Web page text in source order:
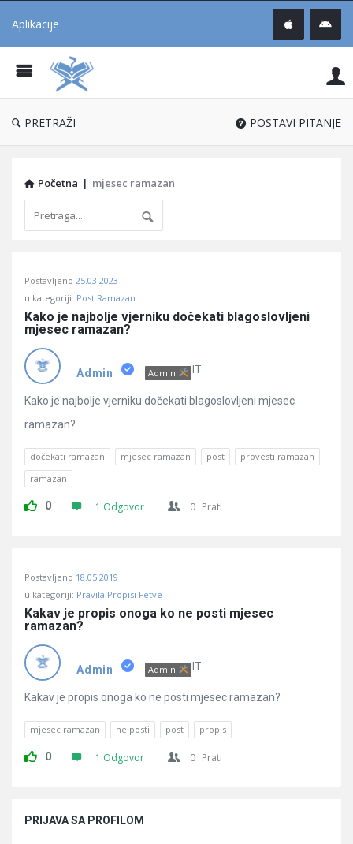
Aplikacije
®
PRETRAŽI POSTAVI PITANJE
Početna | mjesec ramazan
Učene
Latest
Pitanja
Postavljeno 25.03.2023
u kategoriji: Post Ramazan
Kako je najbolje vjerniku dočekati blagoslovljeni
mjesec ramazan?
Admin Admin IT
Kako je najbolje vjerniku dočekati blagoslovljeni mjesec
ramazan?
dočekati ramazan mjesec ramazan post
provesti ramazan
ramazan
0 1 Odgovor 0 Prati
Postavljeno 18.05.2019
u kategoriji: Pravila Propisi Fetve
Kakav je propis onoga ko ne posti mjesec
ramazan?
Admin Admin IT
Kakav je propis onoga ko ne posti mjesec ramazan?
mjesec ramazan ne posti post propis
0 1 Odgovor 0 Prati
PRIJAVA SA PROFILOM